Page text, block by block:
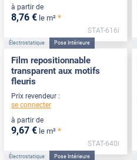
à partir de
8,76 € le m² *
STAT-616i
Électrostatique Pose Intérieure
Film repositionnable
transparent aux motifs
fleuris
Prix revendeur :
se connecter
à partir de
9,67 € le m² *
STAT-640i
Électrostatique Pose Intérieure